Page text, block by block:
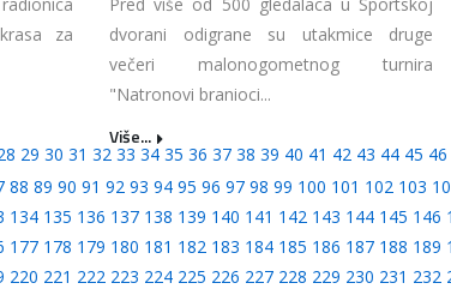
za
dvorani odigrane su utakmice druge
večeri malonogometnog turnira
"Natronovi branioci...
Više...
29 30 31 32 33 34 35 36 37 38 39 40 41 42 43 44 45 46
88 89 90 91 92 93 94 95 96 97 98 99 100 101 102 103
134 135 136 137 138 139 140 141 142 143 144 145 146
177 178 179 180 181 182 183 184 185 186 187 188 189
220 221 222 223 224 225 226 227 228 229 230 231 232